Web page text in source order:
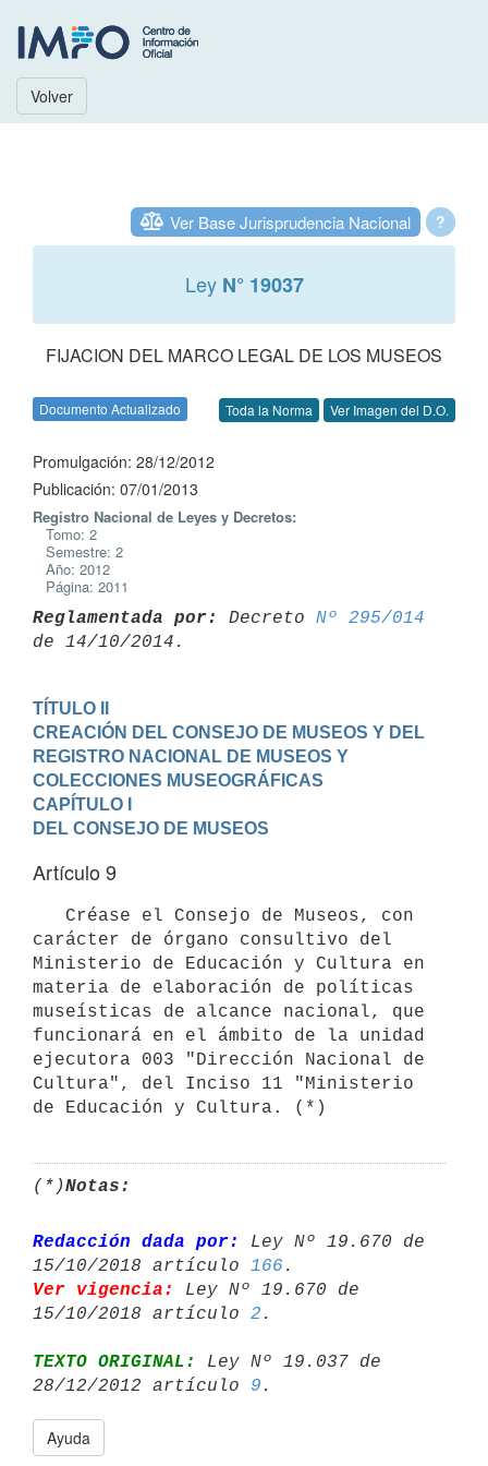
Volver
?
Ver Base Jurisprudencia Nacional
Ley N° 19037
FIJACION DEL MARCO LEGAL DE LOS MUSEOS
Documento Actualizado Toda la Norma Ver Imagen del D.O.
Promulgación: 28/12/2012
Publicación: 07/01/2013
Registro Nacional de Leyes y Decretos:
Tomo: 2
Semestre: 2
Año: 2012
Página: 2011
Reglamentada por: Decreto Nº 295/014
TÍTULO II
CREACIÓN DEL CONSEJO DE MUSEOS Y DEL
REGISTRO NACIONAL DE MUSEOS Y
COLECCIONES MUSEOGRÁFICAS
CAPÍTULO I
DEL CONSEJO DE MUSEOS
Artículo 9
carácter de órgano consultivo del
Ministerio de Educación y Cultura en
materia de elaboración de políticas
museísticas de alcance nacional, que
funcionará en el ámbito de la unidad
ejecutora 003 "Dirección Nacional de
Cultura", del Inciso 11 "Ministerio
de Educación y Cultura. (*)
(*)Notas:
Redacción dada por:
Ley Nº 19.670 de
15/10/2018 artículo 166
Ver vigencia:
Ley Nº 19.670 de
15/10/2018 artículo 2
TEXTO ORIGINAL:
Ley Nº 19.037 de
28/12/2012 artículo 9
Ayuda